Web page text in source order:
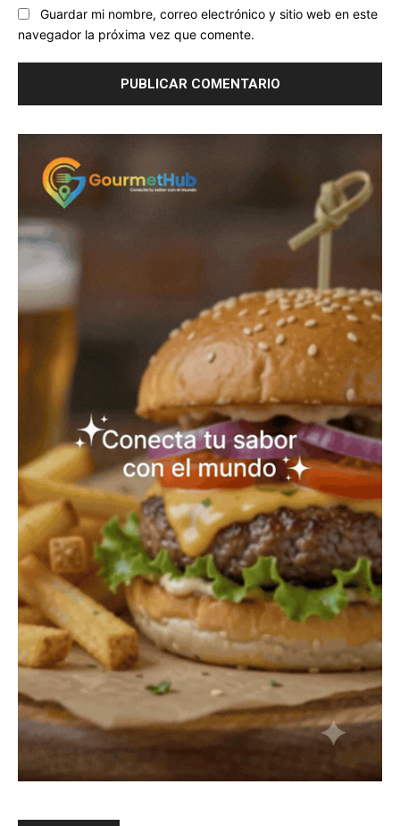
Guardar mi nombre, correo electrónico y sitio web en este
navegador la próxima vez que comente.